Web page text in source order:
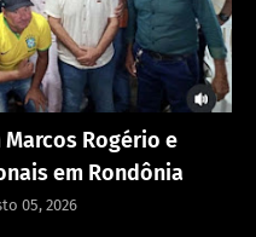
Marcos Rogério e
em Rondônia
05, 2026